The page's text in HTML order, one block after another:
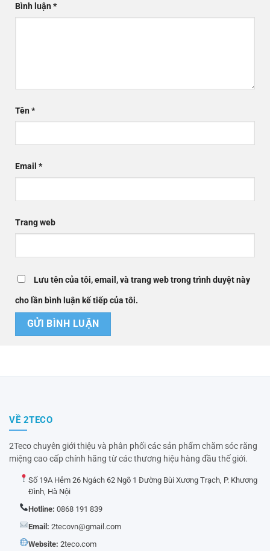
Bình luận*
Tên*
Email *
Trang web
Lưu tên của tôi, email, và trang web trong trình duyệt này
cho lần bình luận kế tiếp của tôi.
VỀ 2TECO
2Teco chuyên giới thiệu và phân phối các sản phẩm chăm sóc răng
miệng cao cấp chính hãng từ các thương hiệu hàng đầu thế giới.
Số 19A Hẻm 26 Ngách 62 Ngõ 1 Đường Bùi Xương Trạch, P. Khương
Đình, Hà Nội
Hotline: 0868 191 839
Email: 2tecovn@gmail.com
Website: 2teco.com